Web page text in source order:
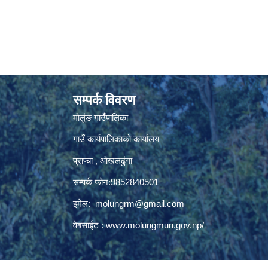
सम्पर्क विवरण
मोलुंङ गाउँपालिका
गाउँ कार्यपालिकाको कार्यालय
प्राप्चा , ओखलढुंगा
सम्पर्क फोन:9852840501
इमेल:molungrm@gmail.com
वेबसाईट :www.molungmun.gov.np/